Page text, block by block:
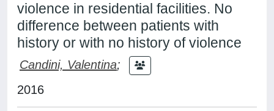
violence in residential facilities. No
difference between patients with
history or with no history of violence
Candini, Valentina;
2016